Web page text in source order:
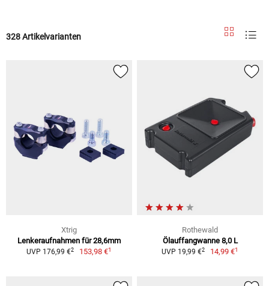
328 Artikelvarianten
Xtrig
Lenkeraufnahmen für 28,6mm
UVP 176,99 €2 153,98 €1
Rothewald
Ölauffangwanne 8,0 L
UVP 19,99 €2 14,99 €1